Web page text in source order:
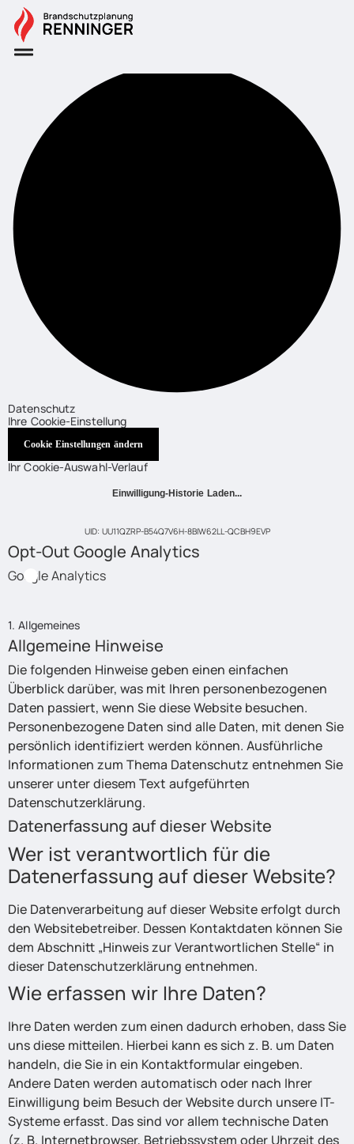
Datenschutz
Datenschutz
Ihre Cookie-Einstellung
Cookie Einstellungen ändern
Ihr Cookie-Auswahl-Verlauf
Einwilligung-Historie Laden...
UID: UU11QZRP-B54Q7V6H-8BIW62LL-QCBH9EVP
Opt-Out Google Analytics
Google Analytics
1. Allgemeines
Allgemeine Hinweise
Die folgenden Hinweise geben einen einfachen
Überblick darüber, was mit Ihren personenbezogenen
Daten passiert, wenn Sie diese Website besuchen.
Personenbezogene Daten sind alle Daten, mit denen Sie
persönlich identifiziert werden können. Ausführliche
Informationen zum Thema Datenschutz entnehmen Sie
unserer unter diesem Text aufgeführten
Datenschutzerklärung.
Datenerfassung auf dieser Website
Wer ist verantwortlich für die
Datenerfassung auf dieser Website?
Die Datenverarbeitung auf dieser Website erfolgt durch
den Websitebetreiber. Dessen Kontaktdaten können Sie
dem Abschnitt „Hinweis zur Verantwortlichen Stelle“ in
dieser Datenschutzerklärung entnehmen.
Wie erfassen wir Ihre Daten?
Ihre Daten werden zum einen dadurch erhoben, dass Sie
uns diese mitteilen. Hierbei kann es sich z. B. um Daten
handeln, die Sie in ein Kontaktformular eingeben.
Andere Daten werden automatisch oder nach Ihrer
Einwilligung beim Besuch der Website durch unsere IT-
Systeme erfasst. Das sind vor allem technische Daten
(z. B. Internetbrowser, Betriebssystem oder Uhrzeit des